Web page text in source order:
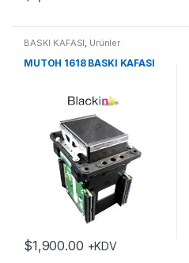
BASKI KAFASI, Ürünler
MUTOH 1618 BASKI KAFASI
$1,900.00 +KDV